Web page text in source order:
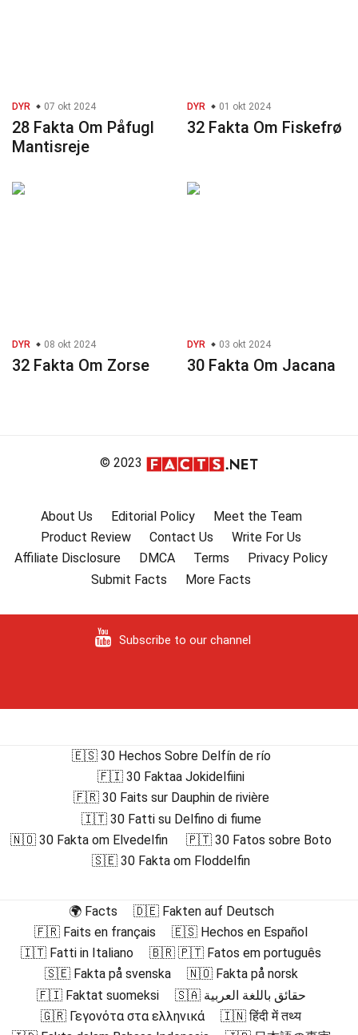
DYR 07 okt 2024
28 Fakta Om Påfugl
Mantisreje
DYR 01 okt 2024
32 Fakta Om Fiskefrø
DYR 08 okt 2024
32 Fakta Om Zorse
DYR 03 okt 2024
30 Fakta Om Jacana
© 2023
About Us Editorial Policy
Meet the Team
Product Review
Contact Us
Write For Us
Affiliate Disclosure
DMCA Terms
Privacy Policy
Submit Facts
More Facts
Subscribe to our channel
🇪🇸 30 Hechos Sobre Delfín de río
🇫🇮 30 Faktaa Jokidelfiini
🇫🇷 30 Faits sur Dauphin de rivière
🇮🇹 30 Fatti su Delfino di fiume
🇳🇴 30 Fakta om Elvedelfin
🇵🇹 30 Fatos sobre Boto
🇸🇪 30 Fakta om Floddelfin
🌍 Facts
🇩🇪 Fakten auf Deutsch
🇫🇷 Faits en français
🇪🇸 Hechos en Español
🇮🇹 Fatti in Italiano
🇧🇷 🇵🇹 Fatos em português
🇸🇪 Fakta på svenska
🇳🇴 Fakta på norsk
🇫🇮 Faktat suomeksi
🇸🇦 حقائق باللغة العربية
🇬🇷 Γεγονότα στα ελληνικά
🇮🇳 हिंदी में तथ्य